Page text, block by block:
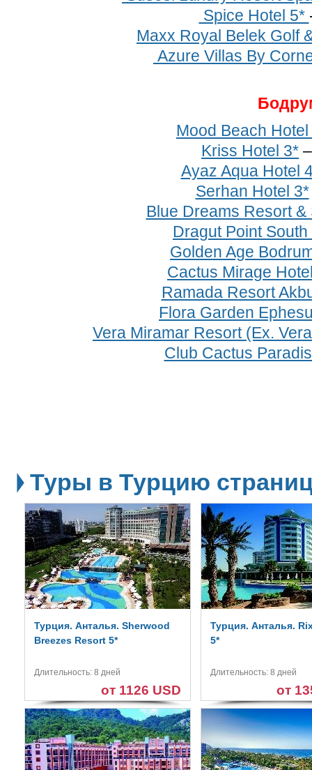
Spice Hotel 5*
Maxx Royal Belek Golf
Azure Villas By
Mood Beach Hotel
Kriss Hotel 3*
Ayaz Aqua Hotel
Serhan Hotel 3*
Blue Dreams Resort &
Dragut Point South
Golden Age
Cactus Mirage
Ramada Resort
Flora Garden
Vera Miramar Resort (Ex.
Club Cactus
Туры в Турцию
Турция. Анталья. Sherwood
Breezes Resort 5*
Длительность: 8 дней
от 1126 USD
Турция. Анталья.
5*
Длительность: 8 дней
от